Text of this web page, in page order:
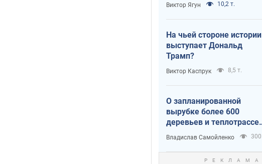
логистика
Виктор Ягун 10,2 т.
На чьей стороне истории
выступает Дональд
Трамп?
Виктор Каспрук 8,5 т.
О запланированной
вырубке более 600
деревьев и теплотрассе:
что происходит на
Теремках в Киеве
Владислав Самойленко 300